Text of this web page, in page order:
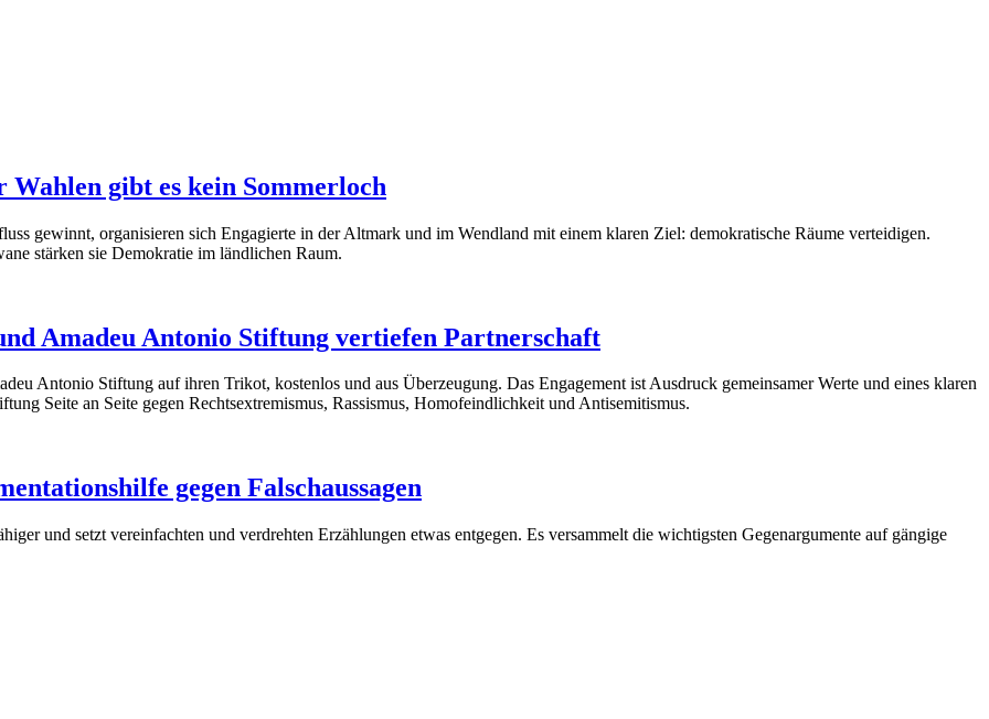
gibt es kein Sommerloch
gewinnt, organisieren sich Engagierte in der Altmark und im Wendland mit einem klaren Ziel: demokratische Räume verteidigen.
stärken sie Demokratie im ländlichen Raum.
Amadeu Antonio Stiftung vertiefen Partnerschaft
Antonio Stiftung auf ihren Trikot, kostenlos und aus Überzeugung. Das Engagement ist Ausdruck gemeinsamer Werte und eines klaren
Seite an Seite gegen Rechtsextremismus, Rassismus, Homofeindlichkeit und Antisemitismus.
gegen Falschaussagen
und setzt vereinfachten und verdrehten Erzählungen etwas entgegen. Es versammelt die wichtigsten Gegenargumente auf gängige